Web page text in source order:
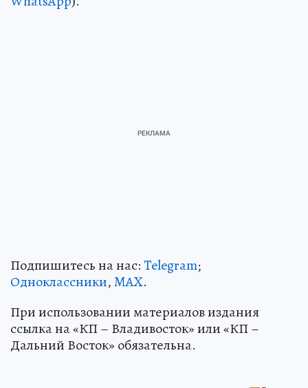
Подпишитесь на нас:Telegram;
Одноклассники,MAX.
При использовании материалов издания
ссылка на «КП – Владивосток» или «КП –
Дальний Восток» обязательна.